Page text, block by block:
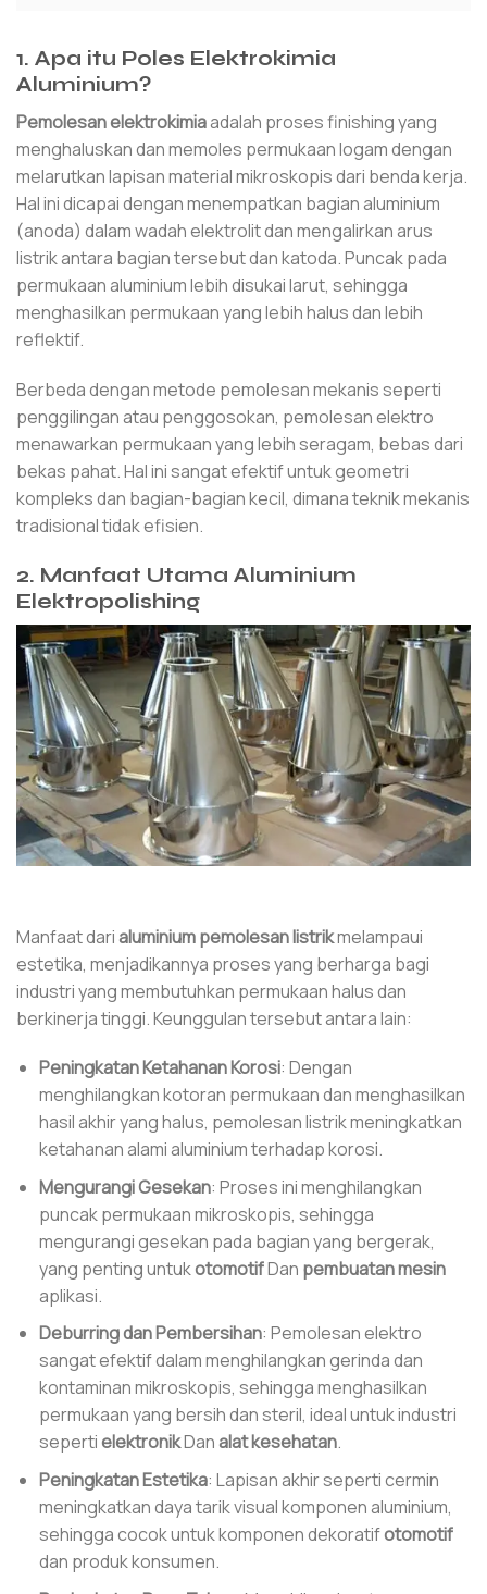
1. Apa itu Poles Elektrokimia
Aluminium?
Pemolesan elektrokimiaadalah proses finishing yang
menghaluskan dan memoles permukaan logam dengan
melarutkan lapisan material mikroskopis dari benda kerja.
Hal ini dicapai dengan menempatkan bagian aluminium
(anoda) dalam wadah elektrolit dan mengalirkan arus
listrik antara bagian tersebut dan katoda. Puncak pada
permukaan aluminium lebih disukai larut, sehingga
menghasilkan permukaan yang lebih halus dan lebih
reflektif.
Berbeda dengan metode pemolesan mekanis seperti
penggilingan atau penggosokan, pemolesan elektro
menawarkan permukaan yang lebih seragam, bebas dari
bekas pahat. Hal ini sangat efektif untuk geometri
kompleks dan bagian-bagian kecil, dimana teknik mekanis
tradisional tidak efisien.
2. Manfaat Utama Aluminium
Elektropolishing
Manfaat dari aluminium pemolesan listrikmelampaui
estetika, menjadikannya proses yang berharga bagi
industri yang membutuhkan permukaan halus dan
berkinerja tinggi. Keunggulan tersebut antara lain:
Peningkatan Ketahanan Korosi: Dengan
menghilangkan kotoran permukaan dan menghasilkan
hasil akhir yang halus, pemolesan listrik meningkatkan
ketahanan alami aluminium terhadap korosi.
Mengurangi Gesekan: Proses ini menghilangkan
puncak permukaan mikroskopis, sehingga
mengurangi gesekan pada bagian yang bergerak,
yang penting untukotomotifDan pembuatan mesin
aplikasi.
Deburring dan Pembersihan: Pemolesan elektro
sangat efektif dalam menghilangkan gerinda dan
kontaminan mikroskopis, sehingga menghasilkan
permukaan yang bersih dan steril, ideal untuk industri
sepertielektronikDan alat kesehatan.
Peningkatan Estetika: Lapisan akhir seperti cermin
meningkatkan daya tarik visual komponen aluminium,
sehingga cocok untuk komponen dekoratifotomotif
dan produk konsumen.